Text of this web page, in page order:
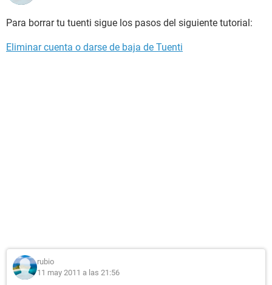
Para borrar tu tuenti sigue los pasos del siguiente tutorial:
Eliminar cuenta o darse de baja de Tuenti
rubio
11 may 2011 a las 21:56